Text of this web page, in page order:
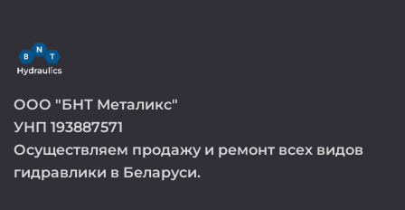
ООО "БНТ Металикс"
УНП 193887571
Осуществляем продажу и ремонт всех видов
гидравлики в Беларуси.